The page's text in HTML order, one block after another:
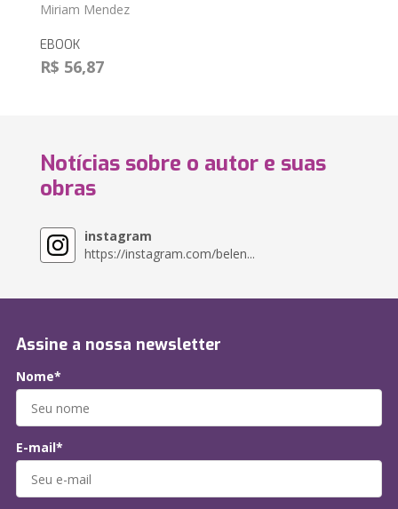
Miriam Mendez
EBOOK
R$ 56,87
Notícias sobre o autor e suas
obras
instagram
https://instagram.com/belen...
Assine a nossa newsletter
Nome*
E-mail*